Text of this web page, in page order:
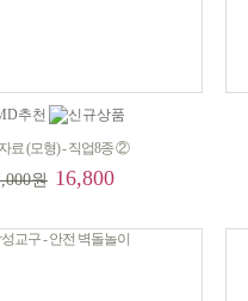
료 (모형) - 직업8종 ②
원 16,800